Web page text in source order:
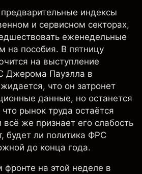
индексы
и сервисном секторах,
еженедельные
на пособия. В пятницу
на выступление
Джерома Пауэлла в
что он затронет
данные, но останется
рынок труда остаётся
же признает его слабость
будет ли политика ФРС
до конца года.
фронте на этой неделе в